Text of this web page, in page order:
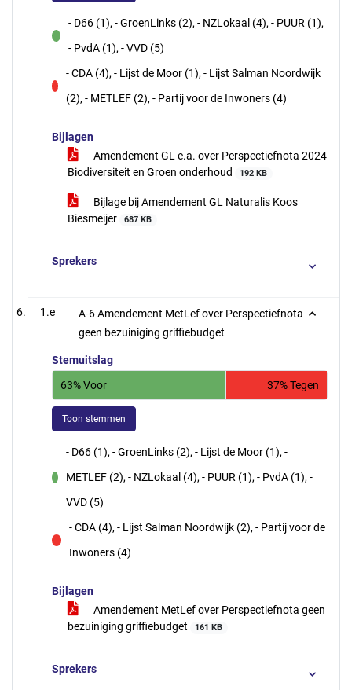
voor
- D66 (1), - GroenLinks (2), - NZLokaal (4), - PUUR (1),
- PvdA (1), - VVD (5)
tegen
- CDA (4), - Lijst de Moor (1), - Lijst Salman Noordwijk
(2), - METLEF (2), - Partij voor de Inwoners (4)
Bijlagen
Amendement GL e.a. over Perspectiefnota 2024
Biodiversiteit en Groen onderhoud
192 KB
Bijlage bij Amendement GL Naturalis Koos
Biesmeijer
687 KB
Sprekers
1.e
A-6 Amendement MetLef over Perspectiefnota
geen bezuiniging griffiebudget
Stemuitslag
63% Voor
37% Tegen
Toon stemmen
- D66 (1), - GroenLinks (2), - Lijst de Moor (1), -
METLEF (2), - NZLokaal (4), - PUUR (1), - PvdA (1), -
VVD (5)
tegen
- CDA (4), - Lijst Salman Noordwijk (2), - Partij voor de
Inwoners (4)
Bijlagen
Amendement MetLef over Perspectiefnota geen
bezuiniging griffiebudget
161 KB
Sprekers